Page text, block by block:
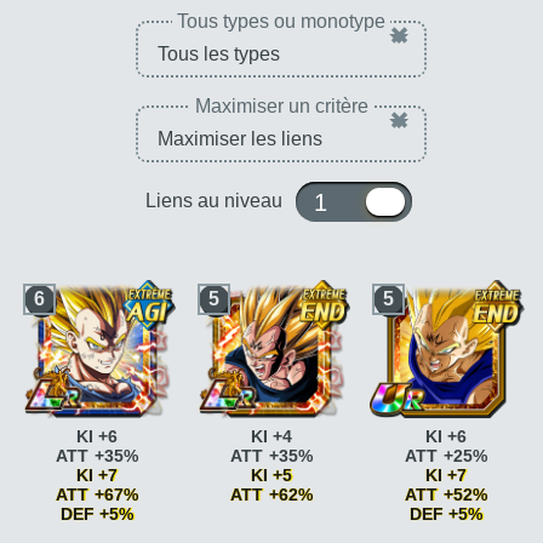
Tous types ou monotype ×
Maximiser un critère ×
Liens au niveau 1 ou 10
6
KI +6
ATT +35%
KI +7
ATT +67%
DEF +5%
5
KI +4
ATT +35%
KI +5
ATT +62%
5
KI +6
ATT +25%
KI +7
ATT +52%
DEF +5%